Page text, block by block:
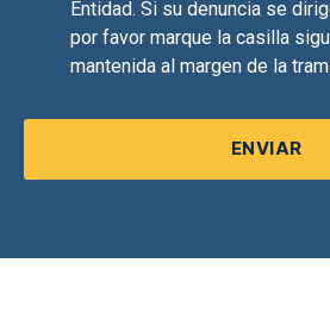
Entidad. Si su denuncia se
por favor marque la casilla
mantenida al margen de la